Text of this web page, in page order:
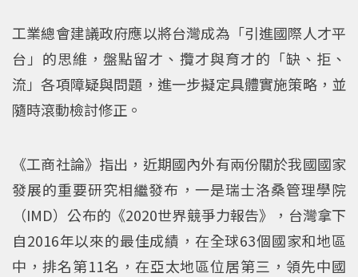
工業總會建議政府應以將台灣成為「引進國際人才平
台」的思維，盤點留才、攬才與育才的「缺、拒、
流」各項障疑與問題，進一步擬定具體實施策略，並
隨時滾動檢討修正。
《工商社論》指出，近期國內外有兩份關於我國國家
發展的重要研究相繼發布，一是瑞士洛桑管理學院
（IMD）公布的《2020世界競爭力報告》，台灣拿下
自2016年以來的最佳成績，在全球63個國家和地區
中，排名第11名，在亞太地區位居第三，領先中國